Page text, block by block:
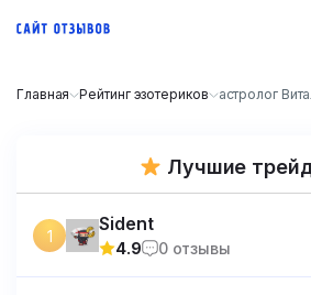
Главная Рейтинг эзотериков астролог
Лучшие
1
Sident
4.9 0 отзывы